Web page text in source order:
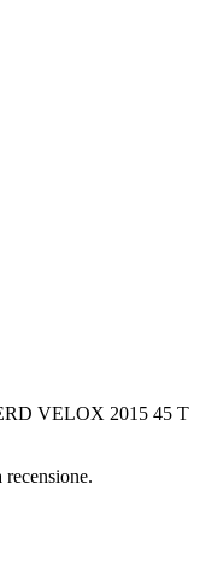
VELOX 2015 45 T